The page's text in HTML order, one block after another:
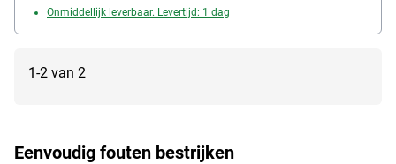
Onmiddellijk leverbaar. Levertijd: 1 dag
1-2 van 2
Eenvoudig fouten bestrijken